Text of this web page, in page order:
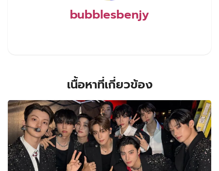
bubblesbenjy
เนื้อหาที่เกี่ยวข้อง